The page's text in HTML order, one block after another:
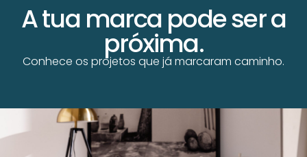
A tua marca pode ser a
próxima.
Conhece os projetos que já marcaram caminho.